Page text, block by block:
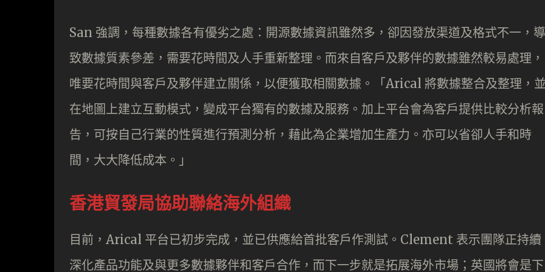
San 強調，每種數據各有優劣之處：開源數據資訊雖然多，卻因發放渠道及格式不一，導
致數據質素參差，需要花時間及人手重新整理。而來自客戶及夥伴的數據雖然較易處理，
唯要花時間與客戶及夥伴建立關係，以便獲取相關數據。「Arical 將數據整合及整理，
在地圖上建立互動模式，變成平台獨有的數據及服務。加上平台會為客戶提供比較分析報
告，可按自己行業的性質進行預測分析，藉此為企業增加生產力。亦可以省卻人手和時
間，大大降低成本。」
香港貿發局協助聯絡海外組織
目前，Arical 平台已初步完成，並已供應給首批客戶作測試。Clement 表示團隊正持續
深化產品功能及與更多數據夥伴和客戶合作，而下一步就是拓展海外市場；英國將會是下